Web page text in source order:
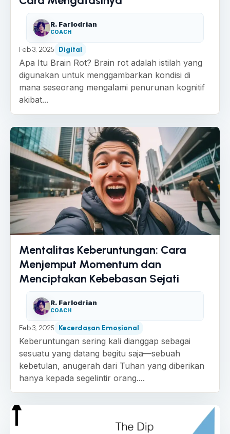
R. Farlodrian
COACH
Feb 3, 2025 Digital
Apa Itu Brain Rot? Brain rot adalah istilah yang
digunakan untuk menggambarkan kondisi di
mana seseorang mengalami penurunan kognitif
akibat...
Mentalitas Keberuntungan: Cara
Menjemput Momentum dan
Menciptakan Kebebasan Sejati
R. Farlodrian
COACH
Feb 3, 2025 Kecerdasan Emosional
Keberuntungan sering kali dianggap sebagai
sesuatu yang datang begitu saja—sebuah
kebetulan, anugerah dari Tuhan yang diberikan
hanya kepada segelintir orang....